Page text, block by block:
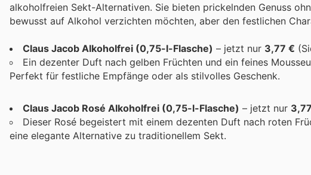
alkoholfreien Sekt-Alternativen. Sie bieten prickelnden Genuss
bewusst auf Alkohol verzichten möchten, aber den festlichen
Claus Jacob Alkoholfrei (0,75-l-Flasche) – jetzt nur 3,77 €
Ein dezenter Duft nach gelben Früchten und ein feines
Perfekt für festliche Empfänge oder als stilvolles Geschenk.
Claus Jacob Rosé Alkoholfrei (0,75-l-Flasche) – jetzt nur
Dieser Rosé begeistert mit einem dezenten Duft nach roten
eine elegante Alternative zu traditionellem Sekt.